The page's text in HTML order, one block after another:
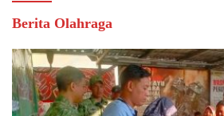
Berita Olahraga